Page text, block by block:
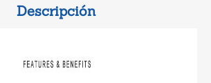
Descripción